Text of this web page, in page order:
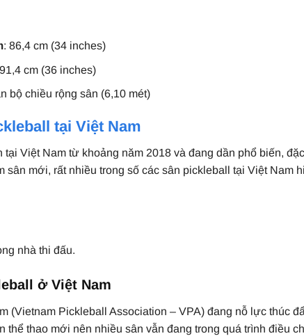
: 86,4 cm (34 inches)
cm (36 inches)
bộ chiều rộng sân (6,10 mét)
tại Việt Nam
tại Việt Nam từ khoảng năm 2018 và đang dần phổ biến,
sân mới, rất nhiều trong số các sân pickleball tại Việt Nam
nhà thi đấu.
ở Việt Nam
(Vietnam Pickleball Association – VPA) đang nỗ lực thúc
thể thao mới nên nhiều sân vẫn đang trong quá trình điều